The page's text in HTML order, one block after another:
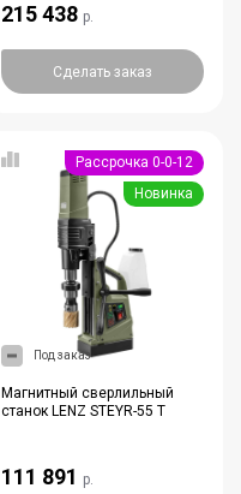
215 438 р.
Сделать заказ
Рассрочка 0-0-12
Новинка
Под заказ
Магнитный сверлильный
станок LENZ STEYR-55 T
111 891 р.